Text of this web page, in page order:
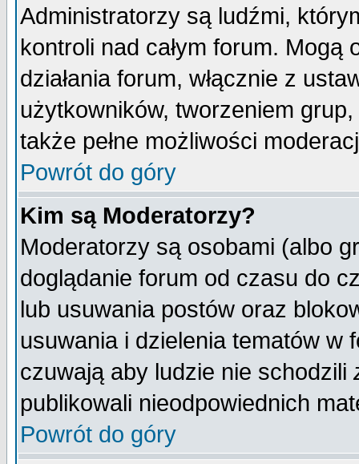
Administratorzy są ludźmi,
kontroli nad całym forum.
działania forum, włącznie z
użytkowników, tworzeniem
także pełne możliwości
Powrót do góry
Kim są Moderatorzy?
Moderatorzy są osobami (albo
doglądanie forum od czasu do
lub usuwania postów oraz
usuwania i dzielenia tematów w
czuwają aby ludzie nie schodzili
publikowali nieodpowiednich
Powrót do góry